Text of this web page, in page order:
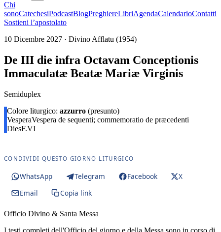
Chi
sonoCatechesiPodcastBlogPreghiereLibriAgendaCalendarioContatti
Sostieni l’apostolato
10 Dicembre 2027 · Divino Afflatu (1954)
De III die infra Octavam Conceptionis
Immaculatæ Beatæ Mariæ Virginis
Semiduplex
Colore liturgico: azzurro (presunto)
VesperaVespera de sequenti; commemoratio de præcedenti
DiesF.VI
CONDIVIDI QUESTO GIORNO LITURGICO
WhatsApp Telegram Facebook
X
Email
Copia link
Officio Divino & Santa Messa
I testi completi dell'Officio del giorno e della Messa sono in corso di